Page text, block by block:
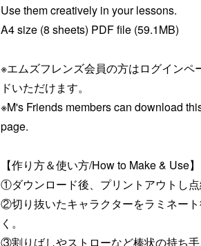
Use them creatively in your lessons.
A4 size (8 sheets) PDF file (59.1MB)
※エムズフレンズ会員の方はログインペ
ドいただけます。
※M's Friends members can download
page.
【作り方＆使い方/How to Make & Use】
①ダウンロード後、プリントアウトし点
②切り抜いたキャラクターをラミネー
く。
③割りばしやストローなど棒状の持ち手